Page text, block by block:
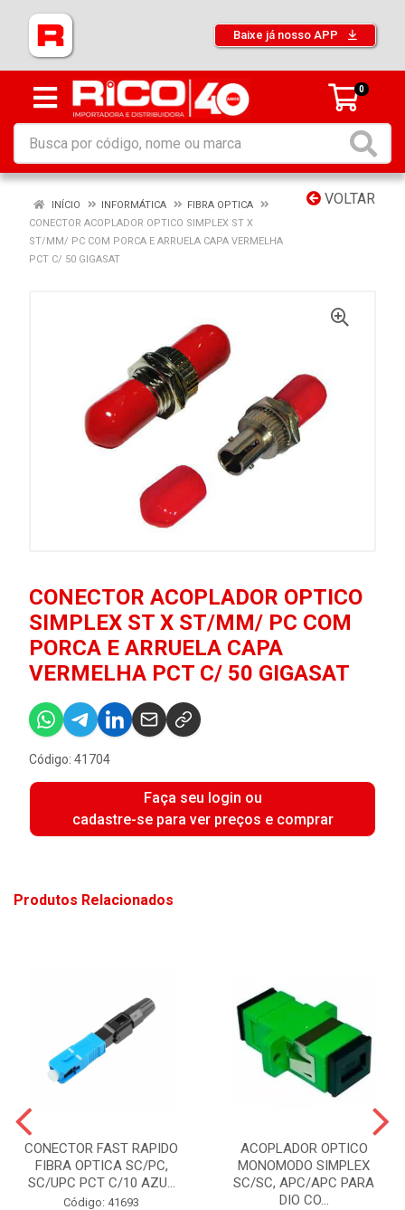
Baixe já nosso APP
0
VOLTAR
INÍCIO INFORMÁTICA
FIBRA OPTICA
CONECTOR ACOPLADOR OPTICO SIMPLEX ST X
ST/MM/ PC COM PORCA E ARRUELA CAPA VERMELHA
PCT C/ 50 GIGASAT
CONECTOR ACOPLADOR OPTICO
SIMPLEX ST X ST/MM/ PC COM
PORCA E ARRUELA CAPA
VERMELHA PCT C/ 50 GIGASAT
Código: 41704
Faça seu login ou
cadastre-se para ver preços e comprar
Produtos Relacionados
CONECTOR FAST RAPIDO
FIBRA OPTICA SC/PC,
SC/UPC PCT C/10 AZU...
Código: 41693
ACOPLADOR OPTICO
MONOMODO SIMPLEX
SC/SC, APC/APC PARA
DIO CO...